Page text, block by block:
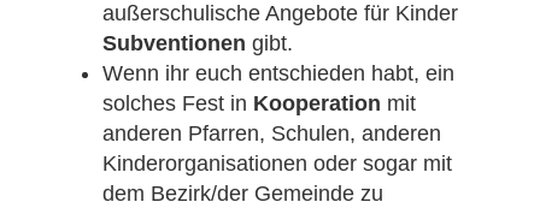
außerschulische Angebote für Kinder
Subventionen gibt.
Wenn ihr euch entschieden habt, ein
solches Fest in Kooperation mit
anderen Pfarren, Schulen, anderen
Kinderorganisationen oder sogar mit
dem Bezirk/der Gemeinde zu